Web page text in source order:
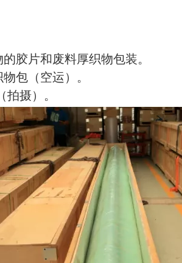
胶片和废料厚织物包装。
包（空运）。
拍摄）。